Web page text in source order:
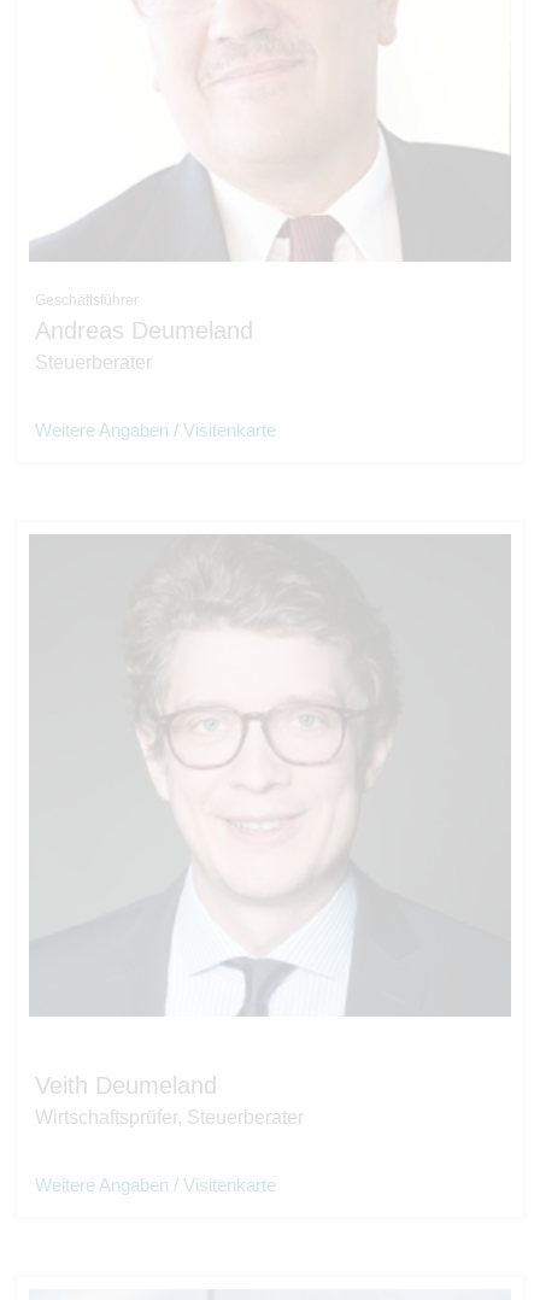
Geschäftsführer
Andreas Deumeland
Steuerberater
Weitere Angaben / Visitenkarte
Veith Deumeland
Wirtschaftsprüfer, Steuerberater
Weitere Angaben / Visitenkarte